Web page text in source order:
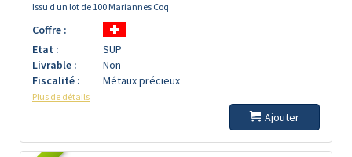
Issu d un lot de 100 Mariannes Coq
Coffre :
Etat :
SUP
Livrable :
Non
Fiscalité :
Métaux précieux
Plus de détails
Ajouter